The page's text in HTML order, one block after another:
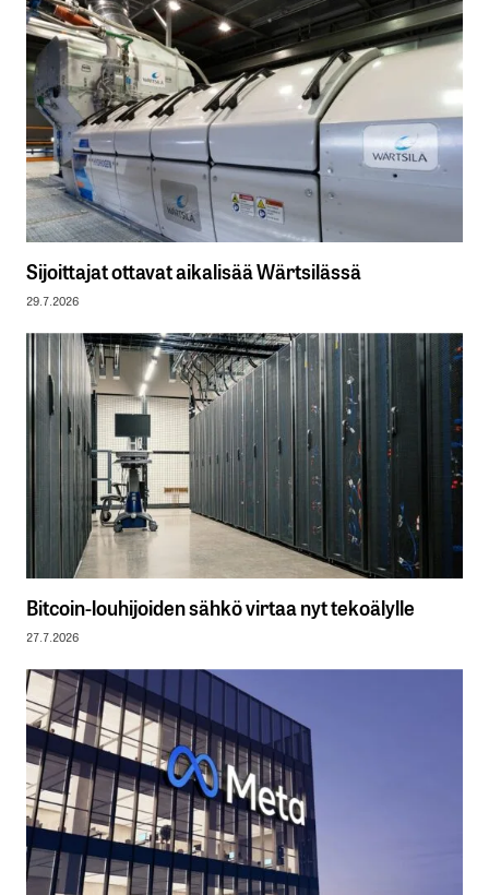
Sijoittajat ottavat aikalisää Wärtsilässä
29.7.2026
Bitcoin-louhijoiden sähkö virtaa nyt tekoälylle
27.7.2026